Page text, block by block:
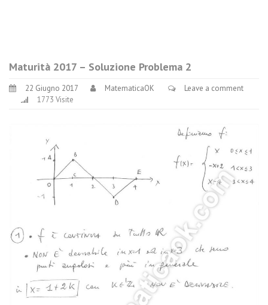
Maturità 2017 – Soluzione Problema 2
22 Giugno 2017 MatematicaOK
Leave a comment
1773 Visite